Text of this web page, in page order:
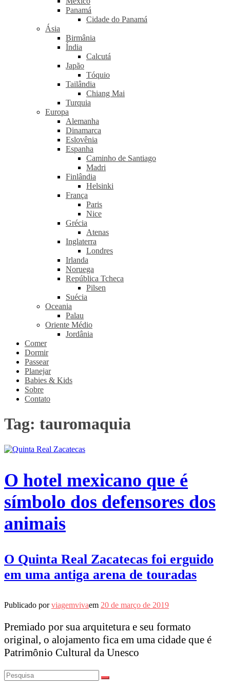
Panamá
Cidade do Panamá
Ásia
Birmânia
Índia
Calcutá
Japão
Tóquio
Tailândia
Chiang Mai
Turquia
Europa
Alemanha
Dinamarca
Eslovênia
Espanha
Caminho de Santiago
Madri
Finlândia
Helsinki
França
Paris
Nice
Grécia
Atenas
Inglaterra
Londres
Irlanda
Noruega
República Tcheca
Pilsen
Suécia
Oceania
Palau
Oriente Médio
Jordânia
Comer
Dormir
Passear
Planejar
Babies & Kids
Sobre
Contato
Tag: tauromaquia
O hotel mexicano que é
símbolo dos defensores dos
animais
O Quinta Real Zacatecas foi erguido
em uma antiga arena de touradas
Publicado porviagemvivaem 20 de março de 2019
Premiado por sua arquitetura e seu formato
original, o alojamento fica em uma cidade que é
Patrimônio Cultural da Unesco
Pesquisar
por: